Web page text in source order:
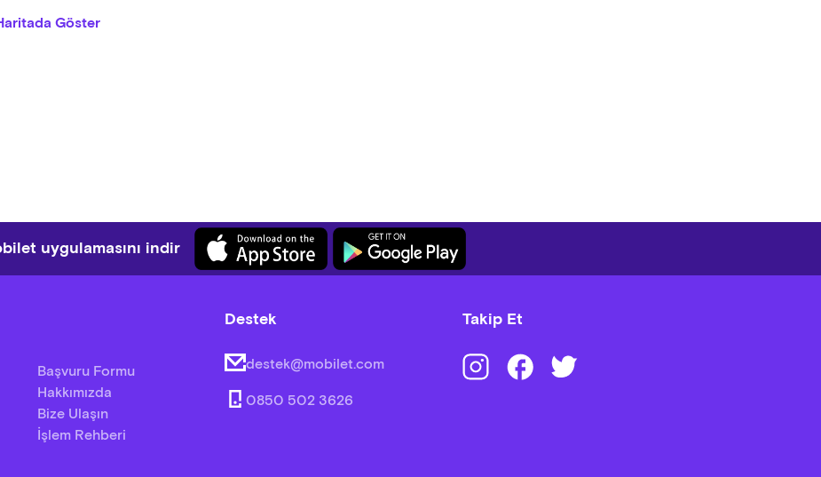
Göster
uygulamasını indir
Başvuru Formu
Hakkımızda
Bize Ulaşın
İşlem Rehberi
Destek
destek@mobilet.com
0850 502 3626
Takip Et